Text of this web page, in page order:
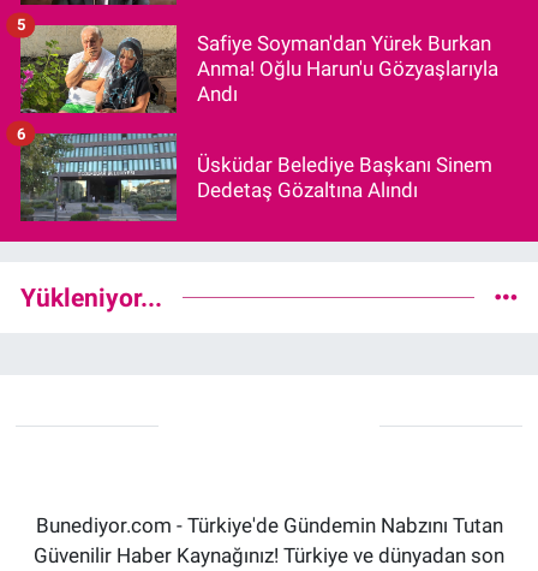
Safiye Soyman'dan Yürek Burkan
Anma! Oğlu Harun'u Gözyaşlarıyla
Andı
5
Üsküdar Belediye Başkanı Sinem
Dedetaş Gözaltına Alındı
6
Yükleniyor...
Bunediyor.com - Türkiye'de Gündemin Nabzını Tutan
Güvenilir Haber Kaynağınız! Türkiye ve dünyadan son